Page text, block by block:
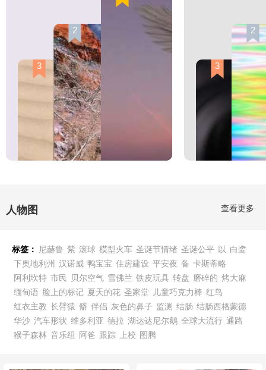
2
3
2
3
查看更多
人物图
标签： 尼赫鲁 紫 滚球 模型火车 圣诞节情绪 圣诞公平 以 白鹭
下奥地利州 汉诺威 鸭宝宝 住房建设 平安夜 备 卡斯蒂略
阿利坎特 市民 贝尔空气 雪佛兰 铁皮玩具 转盘 磨碎的 烤大麻
缅甸语 脸上的标记 夏天的花 圣家堂 儿童巧克力棒 红鸟
红衣主教 长臂猿 僻 伴侣 灰色的鼻子 监测 结肠 结肠西格蒙德
华沙 汽车形状 维多利亚 德拉 湖达达尼尔鹅 全球大流行 通路
猴子森林 音乐组 阿爸 跟踪 上校 图腾